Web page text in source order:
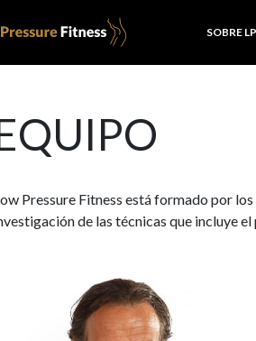
SOBRE
Pressure Fitness está formado por
de las técnicas que incluye